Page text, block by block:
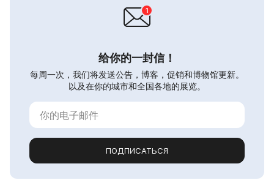
给你的一封信！
每周一次，我们将发送公告，博客，促销和博物馆更新。
以及在你的城市和全国各地的展览。
ПОДПИСАТЬСЯ